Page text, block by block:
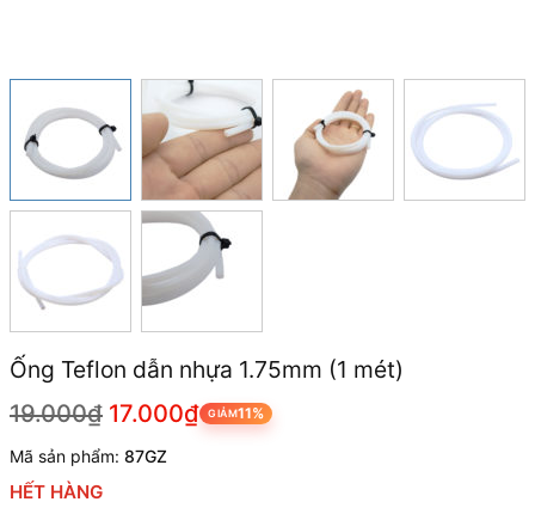
Ống Teflon dẫn nhựa 1.75mm (1 mét)
19.000₫ 17.000₫ GIẢM11%
Mã sản phẩm: 87GZ
HẾT HÀNG